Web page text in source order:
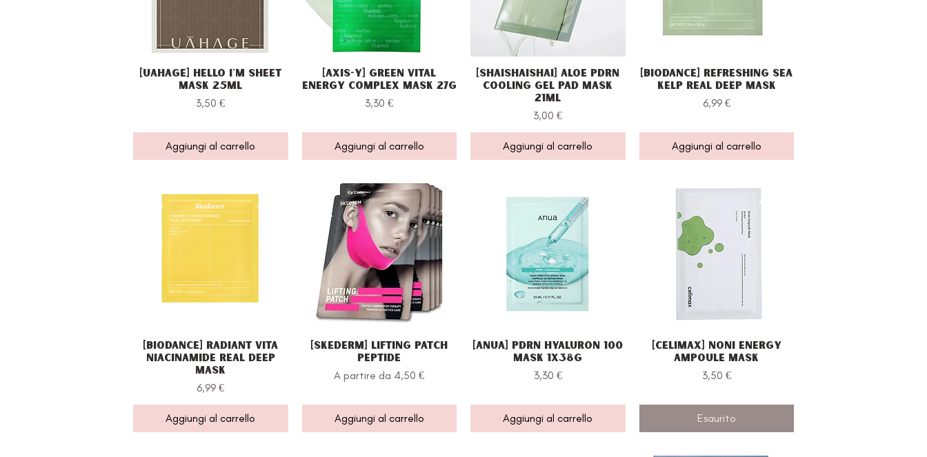
Vista rapida
[Uahage] Hello I'm Sheet
Mask 25ml
Prezzo
3,50 €
Aggiungi al carrello
Vista rapida
[Axis-Y] Green Vital
Energy Complex Mask 27g
Prezzo
3,30 €
Aggiungi al carrello
Vista rapida
[Shaishaishai] Aloe PDRN
Cooling Gel Pad Mask
21ml
Prezzo
3,00 €
Aggiungi al carrello
Vista rapida
[Biodance] Refreshing Sea
Kelp Real Deep Mask
Prezzo
6,99 €
Aggiungi al carrello
Vista rapida
[Biodance] Radiant Vita
Niacinamide Real Deep
Mask
Prezzo
6,99 €
Aggiungi al carrello
Vista rapida
[Skederm] Lifting Patch
Peptide
A partire da 4,50 €
Prezzo scontato
Aggiungi al carrello
Vista rapida
[Anua] PDRN Hyaluron 100
Mask 1x38g
Prezzo
3,30 €
Aggiungi al carrello
Vista rapida
[Celimax] Noni Energy
Ampoule Mask
Prezzo
3,50 €
Esaurito